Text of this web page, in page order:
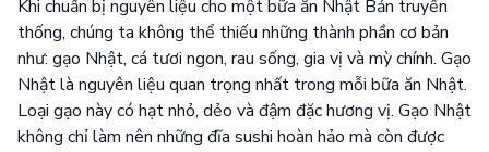
Khi chuẩn bị nguyên liệu cho một bữa ăn Nhật Bản truyền
thống, chúng ta không thể thiếu những thành phần cơ bản
như: gạo Nhật, cá tươi ngon, rau sống, gia vị và mỳ chính. Gạo
Nhật là nguyên liệu quan trọng nhất trong mỗi bữa ăn Nhật.
Loại gạo này có hạt nhỏ, dẻo và đậm đặc hương vị. Gạo Nhật
không chỉ làm nên những đĩa sushi hoàn hảo mà còn được